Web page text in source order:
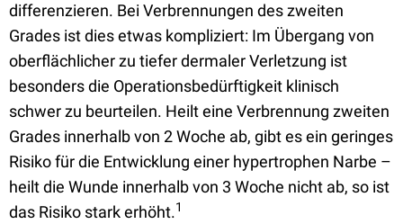
differenzieren. Bei Verbrennungen des zweiten
Grades ist dies etwas kompliziert: Im Übergang von
oberflächlicher zu tiefer dermaler Verletzung ist
besonders die Operationsbedürftigkeit klinisch
schwer zu beurteilen. Heilt eine Verbrennung zweiten
Grades innerhalb von 2 Woche ab, gibt es ein geringes
Risiko für die Entwicklung einer hypertrophen Narbe –
heilt die Wunde innerhalb von 3 Woche nicht ab, so ist
das Risiko stark erhöht.1